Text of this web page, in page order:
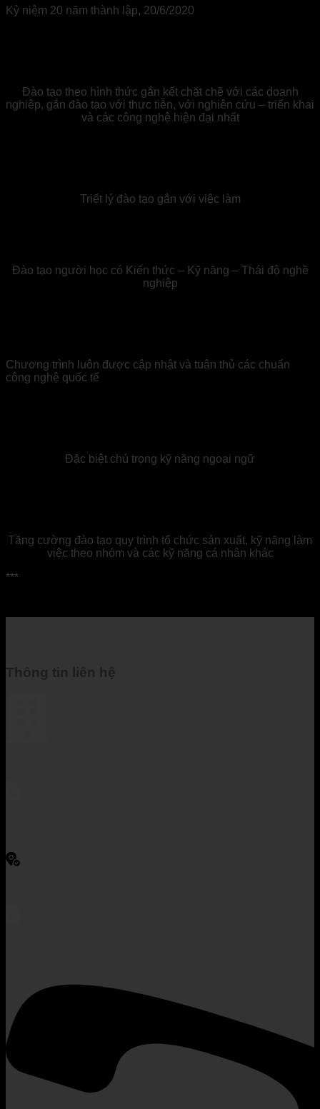
Kỷ niệm 20 năm thành lập, 20/6/2020
Đào tạo theo hình thức gắn kết chặt chẽ với các doanh
nghiệp, gắn đào tạo với thực tiễn, với nghiên cứu – triển khai
và các công nghệ hiện đại nhất
Triết lý đào tạo gắn với việc làm
Đào tạo người học có Kiến thức – Kỹ năng – Thái độ nghề
nghiệp
Chương trình luôn được cập nhật và tuân thủ các chuẩn
công nghệ quốc tế
Đặc biệt chú trọng kỹ năng ngoại ngữ
Tăng cường đào tạo quy trình tổ chức sản xuất, kỹ năng làm
việc theo nhóm và các kỹ năng cá nhân khác
***
Thông tin liên hệ